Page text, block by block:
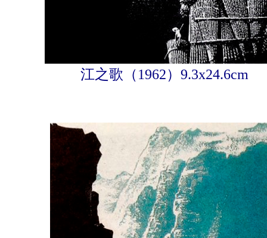
江之歌（1962）9.3x24.6cm